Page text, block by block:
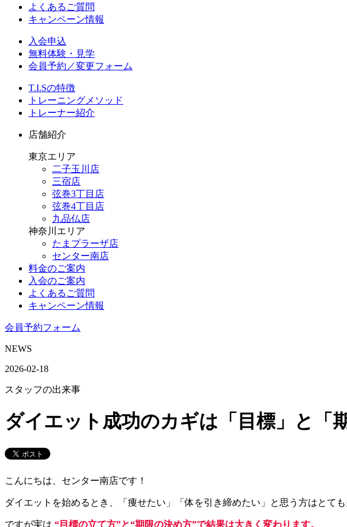
よくあるご質問
キャンペーン情報
入会申込
無料体験・見学
会員予約／変更フォーム
T.I.Sの特徴
トレーニングメソッド
トレーナー紹介
店舗紹介
東京エリア
二子玉川店
三宿店
弦巻3丁目店
弦巻4丁目店
九品仏店
神奈川エリア
たまプラーザ店
センター南店
料金のご案内
入会のご案内
よくあるご質問
キャンペーン情報
会員予約フォーム
NEWS
2026-02-18
スタッフの出来事
ダイエット成功のカギは「目標」と「
こんにちは、センター南店です！
ダイエットを始めるとき、「痩せたい」「体を引き締めたい」と思う方はとても
ですが実は “目標の立て方”と“期限の決め方”で結果は大きく変わります。